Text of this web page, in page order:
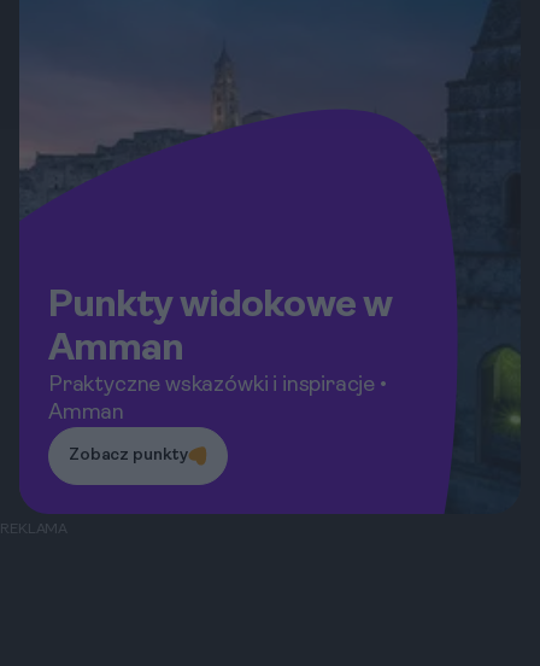
Punkty widokowe w
Amman
Praktyczne wskazówki i inspiracje •
Amman
Zobacz punkty
REKLAMA